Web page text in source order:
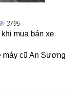
3795
mua bán xe
máy cũ An Sương